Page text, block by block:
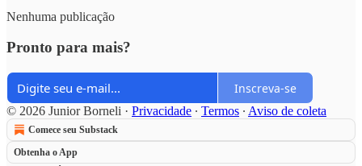
Nenhuma publicação
Pronto para mais?
Inscreva-se
© 2026 Junior Borneli · Privacidade ∙ Termos ∙ Aviso de coleta
Comece seu Substack
Obtenha o App